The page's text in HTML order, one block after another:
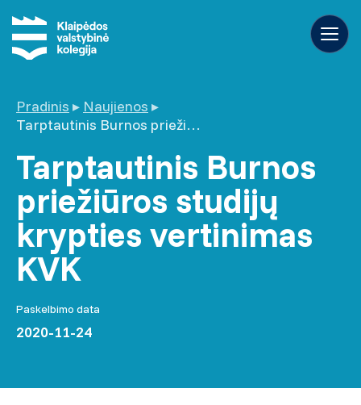
Pradinis ▸ Naujienos ▸
Tarptautinis Burnos priežiūros studijų krypties vertinimas KVK
Tarptautinis Burnos
priežiūros studijų
krypties vertinimas
KVK
Paskelbimo data
2020-11-24